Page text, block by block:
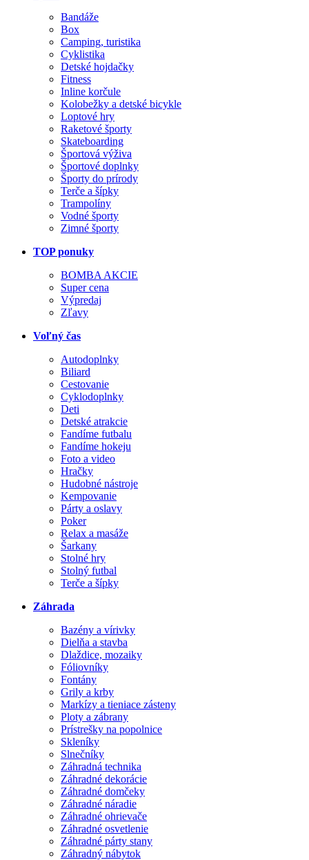
Bandáže
Box
Camping, turistika
Cyklistika
Detské hojdačky
Fitness
Inline korčule
Kolobežky a detské bicykle
Loptové hry
Raketové športy
Skateboarding
Športová výživa
Športové doplnky
Športy do prírody
Terče a šípky
Trampolíny
Vodné športy
Zimné športy
TOP ponuky
BOMBA AKCIE
Super cena
Výpredaj
Zľavy
Voľný čas
Autodoplnky
Biliard
Cestovanie
Cyklodoplnky
Deti
Detské atrakcie
Fandíme futbalu
Fandíme hokeju
Foto a video
Hračky
Hudobné nástroje
Kempovanie
Párty a oslavy
Poker
Relax a masáže
Šarkany
Stolné hry
Stolný futbal
Terče a šípky
Záhrada
Bazény a vírivky
Dielňa a stavba
Dlaždice, mozaiky
Fóliovníky
Fontány
Grily a krby
Markízy a tieniace zásteny
Ploty a zábrany
Prístrešky na popolnice
Skleníky
Slnečníky
Záhradná technika
Záhradné dekorácie
Záhradné domčeky
Záhradné náradie
Záhradné ohrievače
Záhradné osvetlenie
Záhradné párty stany
Záhradný nábytok